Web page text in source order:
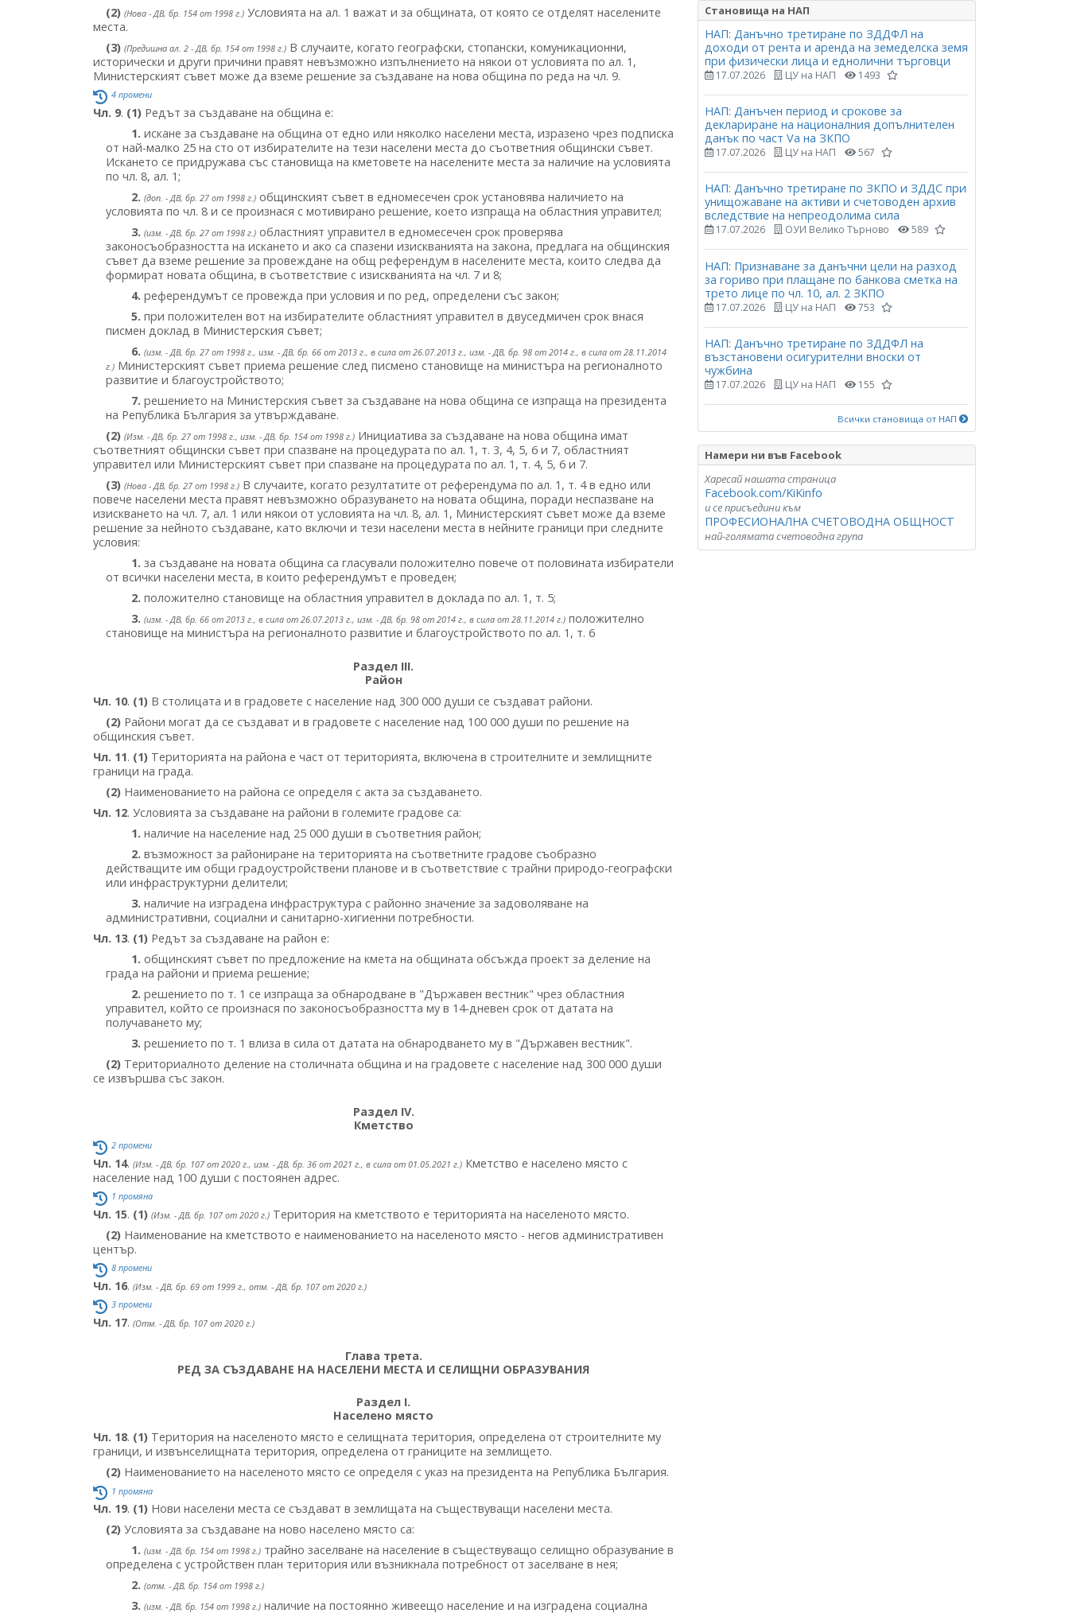
(2) (Нова - ДВ, бр. 154 от 1998 г.) Условията на ал. 1 важат и за общината, от която се отделят населените
места.
(3) (Предишна ал. 2 - ДВ, бр. 154 от 1998 г.) В случаите, когато географски, стопански, комуникационни,
исторически и други причини правят невъзможно изпълнението на някои от условията по ал. 1,
Министерският съвет може да вземе решение за създаване на нова община по реда на чл. 9.
4 промени
Чл. 9. (1) Редът за създаване на община е:
1. искане за създаване на община от едно или няколко населени места, изразено чрез подписка
от най-малко 25 на сто от избирателите на тези населени места до съответния общински съвет.
Искането се придружава със становища на кметовете на населените места за наличие на условията
по чл. 8, ал. 1;
2. (доп. - ДВ, бр. 27 от 1998 г.) общинският съвет в едномесечен срок установява наличието на
условията по чл. 8 и се произнася с мотивирано решение, което изпраща на областния управител;
3. (изм. - ДВ, бр. 27 от 1998 г.) областният управител в едномесечен срок проверява
законосъобразността на искането и ако са спазени изискванията на закона, предлага на общинския
съвет да вземе решение за провеждане на общ референдум в населените места, които следва да
формират новата община, в съответствие с изискванията на чл. 7 и 8;
4. референдумът се провежда при условия и по ред, определени със закон;
5. при положителен вот на избирателите областният управител в двуседмичен срок внася
писмен доклад в Министерския съвет;
6. (изм. - ДВ, бр. 27 от 1998 г., изм. - ДВ, бр. 66 от 2013 г., в сила от 26.07.2013 г., изм. - ДВ, бр. 98 от 2014 г., в сила от 28.11.2014
г.) Министерският съвет приема решение след писмено становище на министъра на регионалното
развитие и благоустройството;
7. решението на Министерския съвет за създаване на нова община се изпраща на президента
на Република България за утвърждаване.
(2) (Изм. - ДВ, бр. 27 от 1998 г., изм. - ДВ, бр. 154 от 1998 г.) Инициатива за създаване на нова община имат
съответният общински съвет при спазване на процедурата по ал. 1, т. 3, 4, 5, 6 и 7, областният
управител или Министерският съвет при спазване на процедурата по ал. 1, т. 4, 5, 6 и 7.
(3) (Нова - ДВ, бр. 27 от 1998 г.) В случаите, когато резултатите от референдума по ал. 1, т. 4 в едно или
повече населени места правят невъзможно образуването на новата община, поради неспазване на
изискването на чл. 7, ал. 1 или някои от условията на чл. 8, ал. 1, Министерският съвет може да вземе
решение за нейното създаване, като включи и тези населени места в нейните граници при следните
условия:
1. за създаване на новата община са гласували положително повече от половината избиратели
от всички населени места, в които референдумът е проведен;
2. положително становище на областния управител в доклада по ал. 1, т. 5;
3. (изм. - ДВ, бр. 66 от 2013 г., в сила от 26.07.2013 г., изм. - ДВ, бр. 98 от 2014 г., в сила от 28.11.2014 г.) положително
становище на министъра на регионалното развитие и благоустройството по ал. 1, т. 6
Раздел III.
Район
Чл. 10. (1) В столицата и в градовете с население над 300 000 души се създават райони.
(2) Райони могат да се създават и в градовете с население над 100 000 души по решение на
общинския съвет.
Чл. 11. (1) Територията на района е част от територията, включена в строителните и землищните
граници на града.
(2) Наименованието на района се определя с акта за създаването.
Чл. 12. Условията за създаване на райони в големите градове са:
1. наличие на население над 25 000 души в съответния район;
2. възможност за райониране на територията на съответните градове съобразно
действащите им общи градоустройствени планове и в съответствие с трайни природо-географски
или инфраструктурни делители;
3. наличие на изградена инфраструктура с районно значение за задоволяване на
административни, социални и санитарно-хигиенни потребности.
Чл. 13. (1) Редът за създаване на район е:
1. общинският съвет по предложение на кмета на общината обсъжда проект за деление на
града на райони и приема решение;
2. решението по т. 1 се изпраща за обнародване в "Държавен вестник" чрез областния
управител, който се произнася по законосъобразността му в 14-дневен срок от датата на
получаването му;
3. решението по т. 1 влиза в сила от датата на обнародването му в "Държавен вестник".
(2) Териториалното деление на столичната община и на градовете с население над 300 000 души
се извършва със закон.
Раздел IV.
Кметство
2 промени
Чл. 14. (Изм. - ДВ, бр. 107 от 2020 г., изм. - ДВ, бр. 36 от 2021 г., в сила от 01.05.2021 г.) Кметство е населено място с
население над 100 души с постоянен адрес.
1 промяна
Чл. 15. (1) (Изм. - ДВ, бр. 107 от 2020 г.) Територия на кметството е територията на населеното място.
(2) Наименование на кметството е наименованието на населеното място - негов административен
център.
8 промени
Чл. 16. (Изм. - ДВ, бр. 69 от 1999 г., отм. - ДВ, бр. 107 от 2020 г.)
3 промени
Чл. 17. (Отм. - ДВ, бр. 107 от 2020 г.)
Глава трета.
РЕД ЗА СЪЗДАВАНЕ НА НАСЕЛЕНИ МЕСТА И СЕЛИЩНИ ОБРАЗУВАНИЯ
Раздел I.
Населено място
Чл. 18. (1) Територия на населеното място е селищната територия, определена от строителните му
граници, и извънселищната територия, определена от границите на землището.
(2) Наименованието на населеното място се определя с указ на президента на Република България.
1 промяна
Чл. 19. (1) Нови населени места се създават в землищата на съществуващи населени места.
(2) Условията за създаване на ново населено място са:
1. (изм. - ДВ, бр. 154 от 1998 г.) трайно заселване на население в съществуващо селищно образувание в
определена с устройствен план територия или възникнала потребност от заселване в нея;
2. (отм. - ДВ, бр. 154 от 1998 г.)
3. (изм. - ДВ, бр. 154 от 1998 г.) наличие на постоянно живеещо население и на изградена социална
Становища на НАП
НАП: Данъчно третиране по ЗДДФЛ на
доходи от рента и аренда на земеделска земя
при физически лица и еднолични търговци
17.07.2026 ЦУ на НАП 1493
НАП: Данъчен период и срокове за
деклариране на националния допълнителен
данък по част Vа на ЗКПО
17.07.2026 ЦУ на НАП 567
НАП: Данъчно третиране по ЗКПО и ЗДДС при
унищожаване на активи и счетоводен архив
вследствие на непреодолима сила
17.07.2026 ОУИ Велико Търново 589
НАП: Признаване за данъчни цели на разход
за гориво при плащане по банкова сметка на
трето лице по чл. 10, ал. 2 ЗКПО
17.07.2026 ЦУ на НАП 753
НАП: Данъчно третиране по ЗДДФЛ на
възстановени осигурителни вноски от
чужбина
17.07.2026 ЦУ на НАП 155
Всички становища от НАП
Намери ни във Facebook
Харесай нашата страница
Facebook.com/KiKinfo
и се присъедини към
ПРОФЕСИОНАЛНА СЧЕТОВОДНА ОБЩНОСТ
най-голямата счетоводна група